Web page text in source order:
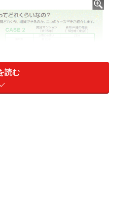
読む